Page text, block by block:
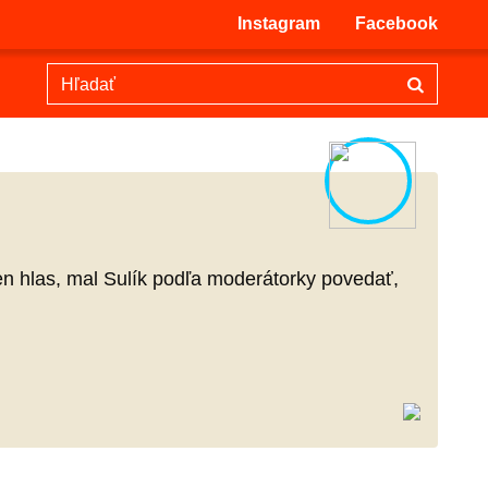
Instagram Facebook
hlas, mal Sulík podľa moderátorky povedať,